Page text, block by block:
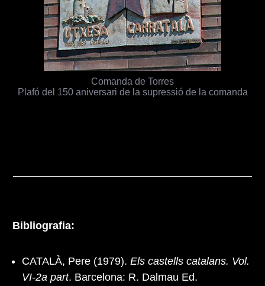
Comanda de Torres
Plafó del 150 aniversari de la supressió de la comanda
Bibliografia:
CATALÀ, Pere (1979). Els castells catalans. Vol.
VI-2a part. Barcelona: R. Dalmau Ed.